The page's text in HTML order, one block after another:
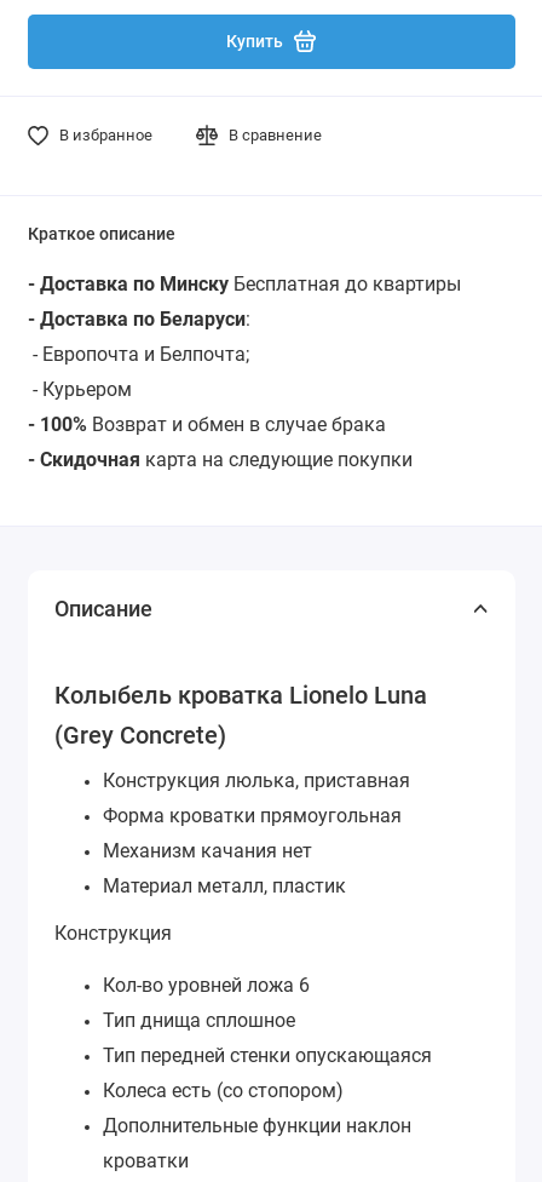
Купить
В избранное В сравнение
Краткое описание
- Доставка по МинскуБесплатная до квартиры
- Доставка по Беларуси:
- Европочта и Белпочта;
- Курьером
- 100% Возврат и обмен в случае брака
- Скидочная карта на следующие покупки
Описание
Колыбель кроватка Lionelo Luna
(Grey Concrete)
Конструкция люлька, приставная
Форма кроватки прямоугольная
Механизм качания нет
Материал металл, пластик
Конструкция
Кол-во уровней ложа 6
Тип днища сплошное
Тип передней стенки опускающаяся
Колеса есть (со стопором)
Дополнительные функции наклон
кроватки